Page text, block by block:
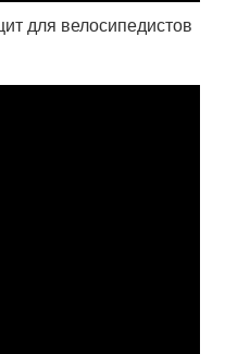
для велосипедистов